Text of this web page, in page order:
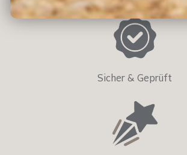
Sicher & Geprüft